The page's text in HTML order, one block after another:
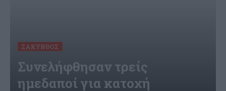
ΖΆΚΥΝΘΟΣ
Συνελήφθησαν τρείς
ημεδαποί για κατοχή